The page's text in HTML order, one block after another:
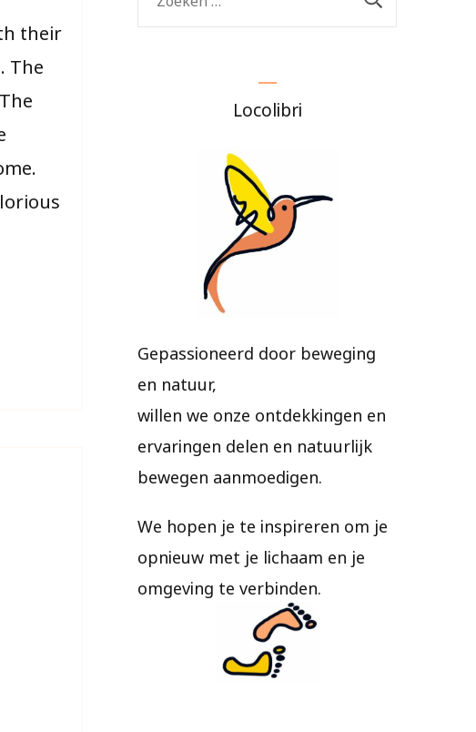
their
The
naar:
Locolibri
Gepassioneerd door beweging
en natuur,
willen we onze ontdekkingen en
ervaringen delen en natuurlijk
bewegen aanmoedigen.
We hopen je te inspireren om je
opnieuw met je lichaam en je
omgeving te verbinden.